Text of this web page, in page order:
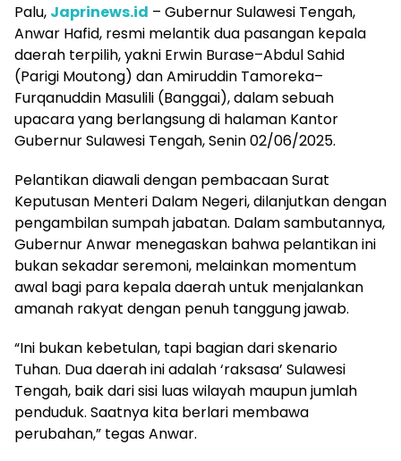
Palu, Japrinews.id – Gubernur Sulawesi Tengah,
Anwar Hafid, resmi melantik dua pasangan kepala
daerah terpilih, yakni Erwin Burase–Abdul Sahid
(Parigi Moutong) dan Amiruddin Tamoreka–
Furqanuddin Masulili (Banggai), dalam sebuah
upacara yang berlangsung di halaman Kantor
Gubernur Sulawesi Tengah, Senin 02/06/2025.
Pelantikan diawali dengan pembacaan Surat
Keputusan Menteri Dalam Negeri, dilanjutkan dengan
pengambilan sumpah jabatan. Dalam sambutannya,
Gubernur Anwar menegaskan bahwa pelantikan ini
bukan sekadar seremoni, melainkan momentum
awal bagi para kepala daerah untuk menjalankan
amanah rakyat dengan penuh tanggung jawab.
“Ini bukan kebetulan, tapi bagian dari skenario
Tuhan. Dua daerah ini adalah ‘raksasa’ Sulawesi
Tengah, baik dari sisi luas wilayah maupun jumlah
penduduk. Saatnya kita berlari membawa
perubahan,” tegas Anwar.